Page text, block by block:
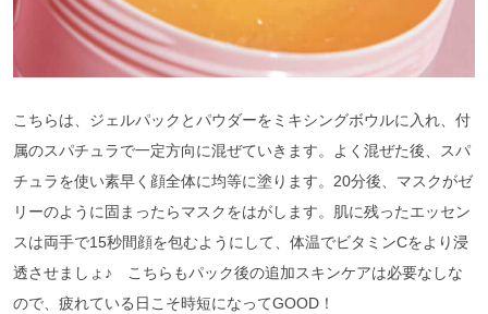
こちらは、ジェルパックとパウダーをミキシングボウルに入れ、付
属のスパチュラで一定方向に混ぜていきます。よく混ぜた後、スパ
チュラを使い素早く顔全体に均等に塗ります。20分後、マスクがゼ
リーのように固まったらマスクをはがします。肌に残ったエッセン
スは両手で15秒間顔を包むようにして、体温でビタミンCをより浸
透させましょ♪ こちらもパック後の追加スキンケアは必要なしな
ので、疲れている日こそ時短になってGOOD！